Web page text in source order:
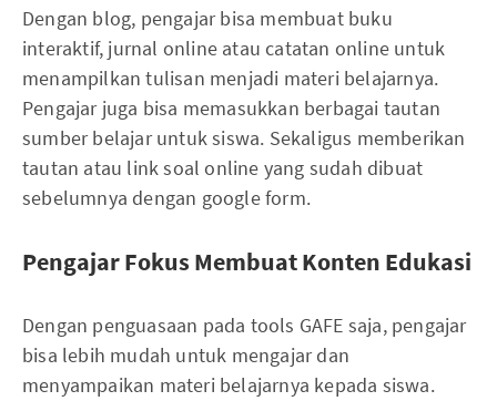
Dengan blog, pengajar bisa membuat buku
interaktif, jurnal online atau catatan online untuk
menampilkan tulisan menjadi materi belajarnya.
Pengajar juga bisa memasukkan berbagai tautan
sumber belajar untuk siswa. Sekaligus memberikan
tautan atau link soal online yang sudah dibuat
sebelumnya dengan google form.
Pengajar Fokus Membuat Konten Edukasi
Dengan penguasaan pada tools GAFE saja, pengajar
bisa lebih mudah untuk mengajar dan
menyampaikan materi belajarnya kepada siswa.